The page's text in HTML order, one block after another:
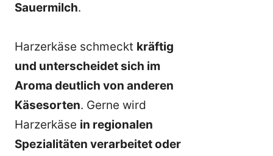
Sauermilch.
Harzerkäse schmeckt kräftig
und unterscheidet sich im
Aroma deutlich von anderen
Käsesorten. Gerne wird
Harzerkäse in regionalen
Spezialitäten verarbeitet oder